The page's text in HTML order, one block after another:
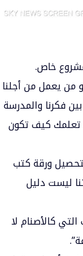
خاص.
من يعمل من أجلنا
فكرنا والمدرسة
تعلمك كيف تكون
ورقة كتب
ليست دليل
كالأصنام لا